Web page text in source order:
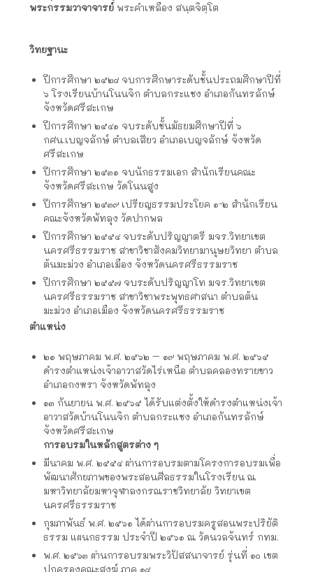
พระกรรมวาจาจารย์ พระคำเหลือง สนฺตจิตฺโต
วิทยฐานะ
ปีการศึกษา ๒๕๒๘ จบการศึกษาระดับชั้นประถมศึกษาปีที่
๖ โรงเรียนบ้านโนนจิก ตำบลกระแชง อำเภอกันทรลักษ์
จังหวัดศรีสะเกษ
ปีการศึกษา ๒๕๔๑ จบระดับชั้นมัธยมศึกษาปีที่ ๖
กศน.เบญจลักษ์ ตำบลเสียว อำเภอเบญจลักษ์ จังหวัด
ศรีสะเกษ
ปีการศึกษา ๒๕๓๑ จบนักธรรมเอก สำนักเรียนคณะ
จังหวัดศรีสะเกษ วัดโนนสูง
ปีการศึกษา ๒๕๓๙ เปรียญธรรมประโยค ๑-๒ สำนักเรียน
คณะจังหวัดพัทลุง วัดปากพล
ปีการศึกษา ๒๕๕๔ จบระดับปริญญาตรี มจร.วิทยาเขต
นครศรีธรรมราช สาขาวิชาสังคมวิทยามานุษยวิทยา ตำบล
ต้นมะม่วง อำเภอเมือง จังหวัดนครศรีธรรมราช
ปีการศึกษา ๒๕๕๗ จบระดับปริญญาโท มจร.วิทยาเขต
นครศรีธรรมราช สาขาวิชาพระพุทธศาสนา ตำบลต้น
มะม่วง อำเภอเมือง จังหวัดนครศรีธรรมราช
ตำแหน่ง
๒๑ พฤษภาคม พ.ศ. ๒๕๖๒ – ๑๙ พฤษภาคม พ.ศ. ๒๕๖๕
ดำรงตำแหน่งเจ้าอาวาสวัดไร่เหนือ ตำบลคลองทรายขาว
อำเภอกงหรา จังหวัดพัทลุง
๑๓ กันยายน พ.ศ. ๒๕๖๕ ได้รับแต่งตั้งให้ดำรงตำแหน่งเจ้า
อาวาสวัดบ้านโนนจิก ตำบลกระแชง อำเภอกันทรลักษ์
จังหวัดศรีสะเกษ
การอบรมในหลักสูตรต่าง ๆ
มีนาคม พ.ศ. ๒๕๕๔ ผ่านการอบรมตามโครงการอบรมเพื่อ
พัฒนาศักยภาพของพระสอนศีลธรรมในโรงเรียน ณ
มหาวิทยาลัยมหาจุฬาลงกรณราชวิทยาลัย วิทยาเขต
นครศรีธรรมราช
กุมภาพันธ์ พ.ศ. ๒๕๖๑ ได้ผ่านการอบรมครูสอนพระปริยัติ
ธรรม แผนกธรรม ประจำปี ๒๕๖๑ ณ วัดนวลจันทร์ กทม.
พ.ศ. ๒๕๖๓ ผ่านการอบรมพระวิปัสสนาจารย์ รุ่นที่ ๑๐ เขต
ปกครองคณะสงฆ์ ภาค ๑๘